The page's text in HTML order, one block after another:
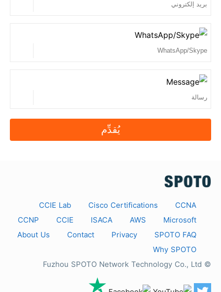
يُقدِّم
CCIE Lab Cisco Certifications
CCNA
CCNP
CCIE ISACA AWS
Microsoft
About Us
Contact Privacy
SPOTO FAQ
Why SPOTO
© Fuzhou SPOTO Network Technology Co., Ltd